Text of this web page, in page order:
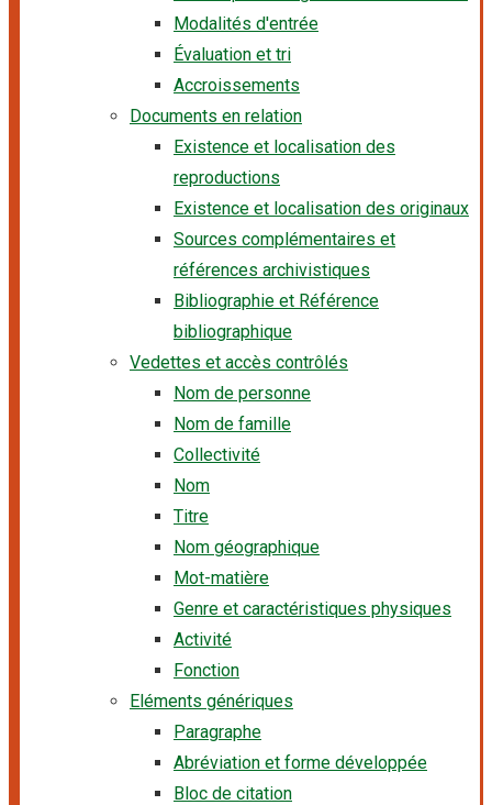
Modalités d'entrée
Évaluation et tri
Accroissements
Documents en relation
Existence et localisation des
reproductions
Existence et localisation des originaux
Sources complémentaires et
références archivistiques
Bibliographie et Référence
bibliographique
Vedettes et accès contrôlés
Nom de personne
Nom de famille
Collectivité
Nom
Titre
Nom géographique
Mot-matière
Genre et caractéristiques physiques
Activité
Fonction
Eléments génériques
Paragraphe
Abréviation et forme développée
Bloc de citation